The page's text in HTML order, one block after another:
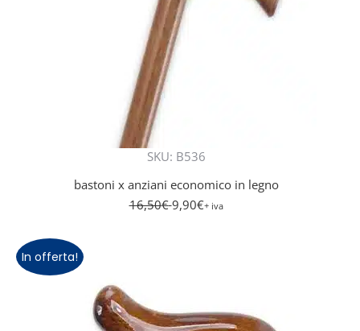
SKU: B536
bastoni x anziani economico in legno
16,50€ 9,90€+ iva
In offerta!